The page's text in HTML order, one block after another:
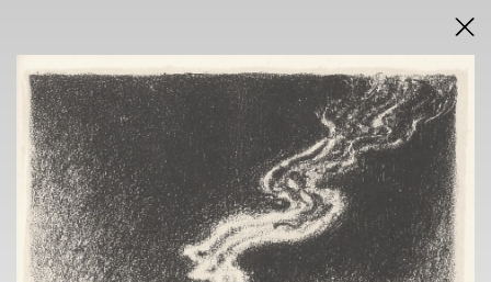
AUCTION RULES
AUCTION RESULTS IN PDF
AUCTION TYPE
ONLINE
Saturday 18 August 2021
from 6 p.m. sharp